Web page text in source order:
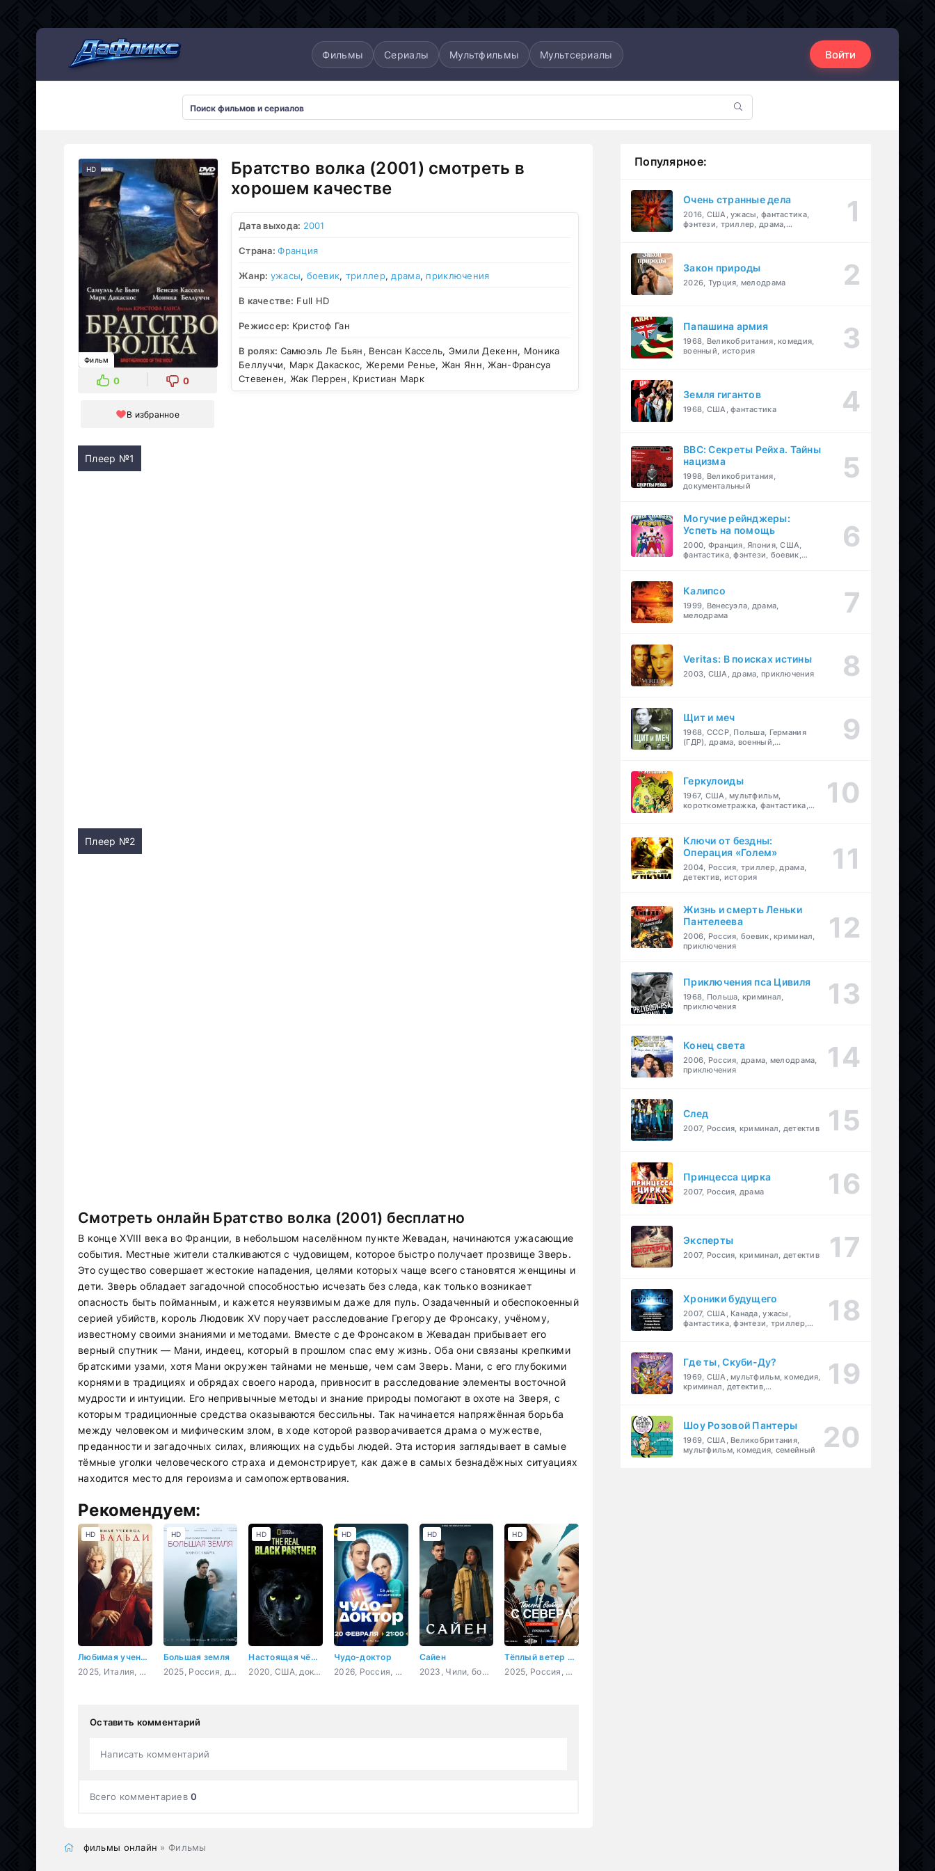
Фильмы Сериалы Мультфильмы Мультсериалы Войти
HD
Фильм
0 0
В избранное
Братство волка (2001) смотреть в
хорошем качестве
Дата выхода: 2001
Страна:Франция
Жанр: ужасы, боевик, триллер, драма, приключения
В качестве: Full HD
Режиссер: Кристоф Ган
В ролях: Самюэль Ле Бьян, Венсан Кассель, Эмили Декенн, Моника
Беллуччи, Марк Дакаскос, Жереми Ренье, Жан Янн, Жан-Франсуа
Стевенен, Жак Перрен, Кристиан Марк
Плеер №1
Плеер №2
Смотреть онлайн Братство волка (2001) бесплатно
В конце XVIII века во Франции, в небольшом населённом пункте Жевадан, начинаются ужасающие
события. Местные жители сталкиваются с чудовищем, которое быстро получает прозвище Зверь.
Это существо совершает жестокие нападения, целями которых чаще всего становятся женщины и
дети. Зверь обладает загадочной способностью исчезать без следа, как только возникает
опасность быть пойманным, и кажется неуязвимым даже для пуль. Озадаченный и обеспокоенный
серией убийств, король Людовик XV поручает расследование Грегору де Фронсаку, учёному,
известному своими знаниями и методами. Вместе с де Фронсаком в Жевадан прибывает его
верный спутник — Мани, индеец, который в прошлом спас ему жизнь. Оба они связаны крепкими
братскими узами, хотя Мани окружен тайнами не меньше, чем сам Зверь. Мани, с его глубокими
корнями в традициях и обрядах своего народа, привносит в расследование элементы восточной
мудрости и интуиции. Его непривычные методы и знание природы помогают в охоте на Зверя, с
которым традиционные средства оказываются бессильны. Так начинается напряжённая борьба
между человеком и мифическим злом, в ходе которой разворачивается драма о мужестве,
преданности и загадочных силах, влияющих на судьбы людей. Эта история заглядывает в самые
тёмные уголки человеческого страха и демонстрирует, как даже в самых безнадёжных ситуациях
находится место для героизма и самопожертвования.
Рекомендуем:
Любимая ученица Вивальди
2025, Италия, Франция, драма, биография, музыка
HD
Большая земля
2025, Россия, драма, триллер
HD
Настоящая чёрная пантера
2020, США, документальный, короткометражка
HD
Чудо-доктор
2026, Россия, мелодрама, драма
HD
Сайен
2023, Чили, боевик, триллер
HD
Тёплый ветер с севера
2025, Россия, мелодрама
HD
Оставить комментарий
Написать комментарий
Всего комментариев0
фильмы онлайн » Фильмы
Популярное:
Очень странные дела
2016, США, ужасы, фантастика,
фэнтези, триллер, драма,
Закон природы
2026, Турция, мелодрама
Папашина армия
1968, Великобритания, комедия,
военный, история
Земля гигантов
1968, США, фантастика
BBC: Секреты Рейха. Тайны
нацизма
1998, Великобритания,
документальный
Могучие рейнджеры:
Успеть на помощь
2000, Франция, Япония, США,
фантастика, фэнтези, боевик,
Калипсо
1999, Венесуэла, драма,
мелодрама
Veritas: В поисках истины
2003, США, драма, приключения
Щит и меч
1968, СССР, Польша, Германия
(ГДР), драма, военный,
Геркулоиды
1967, США, мультфильм,
короткометражка, фантастика,
Ключи от бездны:
Операция «Голем»
2004, Россия, триллер, драма,
детектив, история
Жизнь и смерть Леньки
Пантелеева
2006, Россия, боевик, криминал,
приключения
Приключения пса Цивиля
1968, Польша, криминал,
приключения
Конец света
2006, Россия, драма, мелодрама,
приключения
След
2007, Россия, криминал, детектив
Принцесса цирка
2007, Россия, драма
Эксперты
2007, Россия, криминал, детектив
Хроники будущего
2007, США, Канада, ужасы,
фантастика, фэнтези, триллер,
Где ты, Скуби-Ду?
1969, США, мультфильм, комедия,
криминал, детектив,
Шоу Розовой Пантеры
1969, США, Великобритания,
мультфильм, комедия, семейный
Мультсериалы